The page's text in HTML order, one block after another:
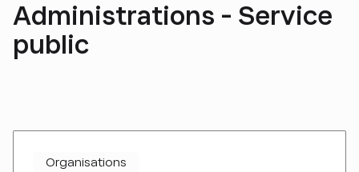
Administrations - Service
public
Organisations